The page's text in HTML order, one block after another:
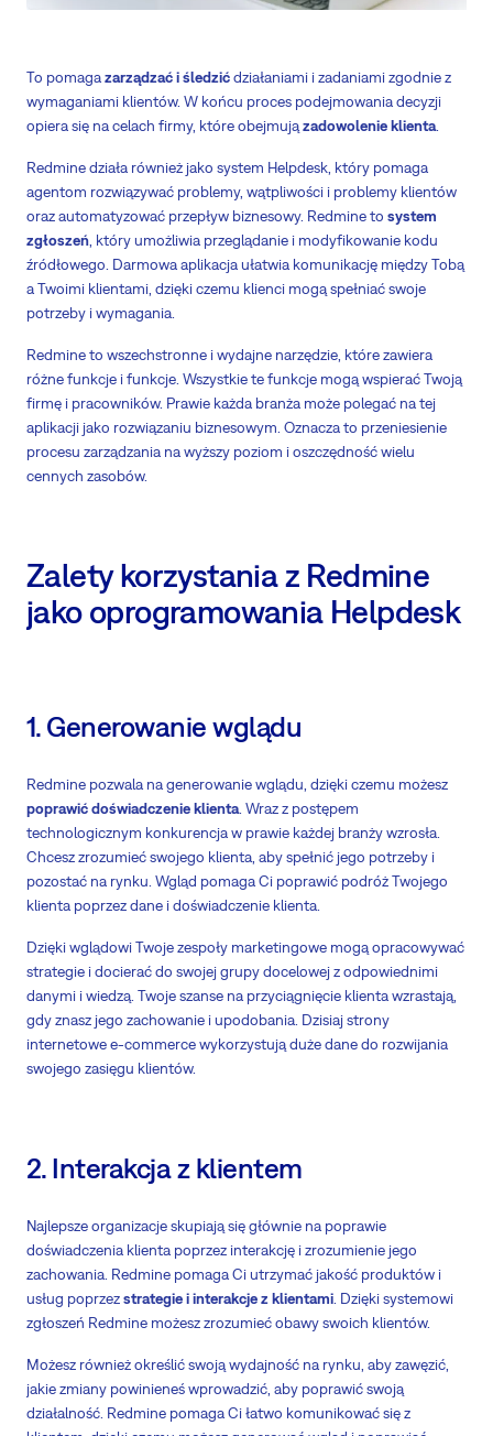
To pomagazarządzać i śledzićdziałaniami i zadaniami zgodnie z
wymaganiami klientów. W końcu proces podejmowania decyzji
opiera się na celach firmy, które obejmujązadowolenie klienta.
Redmine działa również jako system Helpdesk, który pomaga
agentom rozwiązywać problemy, wątpliwości i problemy klientów
oraz automatyzować przepływ biznesowy. Redmine to system
zgłoszeń , który umożliwia przeglądanie i modyfikowanie kodu
źródłowego. Darmowa aplikacja ułatwia komunikację między Tobą
a Twoimi klientami, dzięki czemu klienci mogą spełniać swoje
potrzeby i wymagania.
Redmine to wszechstronne i wydajne narzędzie, które zawiera
różne funkcje i funkcje. Wszystkie te funkcje mogą wspierać Twoją
firmę i pracowników. Prawie każda branża może polegać na tej
aplikacji jako rozwiązaniu biznesowym. Oznacza to przeniesienie
procesu zarządzania na wyższy poziom i oszczędność wielu
cennych zasobów.
Zalety korzystania z Redmine
jako oprogramowania Helpdesk
1. Generowanie wglądu
Redmine pozwala na generowanie wglądu, dzięki czemu możesz
poprawić doświadczenie klienta. Wraz z postępem
technologicznym konkurencja w prawie każdej branży wzrosła.
Chcesz zrozumieć swojego klienta, aby spełnić jego potrzeby i
pozostać na rynku. Wgląd pomaga Ci poprawić podróż Twojego
klienta poprzez dane i doświadczenie klienta.
Dzięki wglądowi Twoje zespoły marketingowe mogą opracowywać
strategie i docierać do swojej grupy docelowej z odpowiednimi
danymi i wiedzą. Twoje szanse na przyciągnięcie klienta wzrastają,
gdy znasz jego zachowanie i upodobania. Dzisiaj strony
internetowe e-commerce wykorzystują duże dane do rozwijania
swojego zasięgu klientów.
2. Interakcja z klientem
Najlepsze organizacje skupiają się głównie na poprawie
doświadczenia klienta poprzez interakcję i zrozumienie jego
zachowania. Redmine pomaga Ci utrzymać jakość produktów i
usług poprzezstrategie i interakcje z klientami. Dzięki systemowi
zgłoszeń Redmine możesz zrozumieć obawy swoich klientów.
Możesz również określić swoją wydajność na rynku, aby zawęzić,
jakie zmiany powinieneś wprowadzić, aby poprawić swoją
działalność. Redmine pomaga Ci łatwo komunikować się z